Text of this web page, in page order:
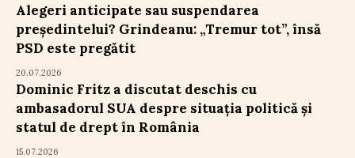
Alegeri anticipate sau suspendarea
președintelui? Grindeanu: „Tremur tot”, însă
PSD este pregătit
20.07.2026
Dominic Fritz a discutat deschis cu
ambasadorul SUA despre situația politică și
statul de drept în România
15.07.2026